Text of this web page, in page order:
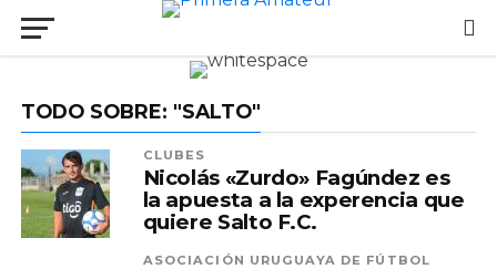
TODO SOBRE: "SALTO"
CLUBES
Nicolás «Zurdo» Fagúndez es
la apuesta a la experencia que
quiere Salto F.C.
ASOCIACIÓN URUGUAYA DE FÚTBOL